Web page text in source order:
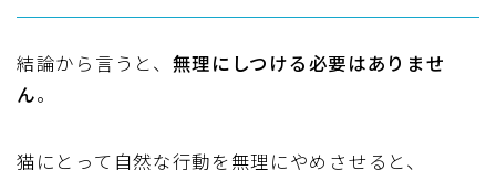
結論から言うと、 無理にしつける必要はありませ
ん。
猫にとって自然な行動を無理にやめさせると、